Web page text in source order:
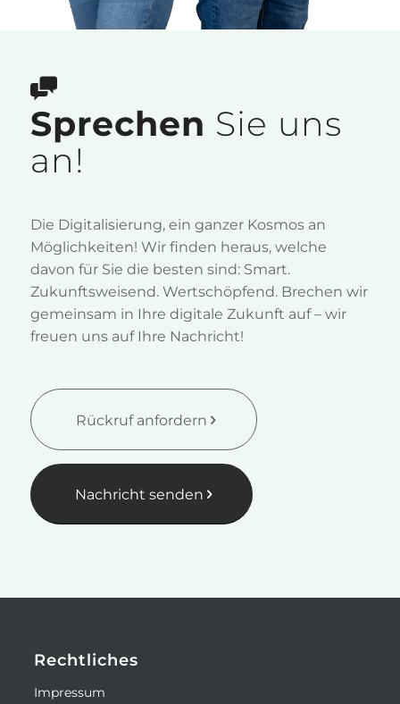
Sprechen Sie uns
an!
Die Digitalisierung, ein ganzer Kosmos an
Möglichkeiten! Wir finden heraus, welche
davon für Sie die besten sind: Smart.
Zukunftsweisend. Wertschöpfend. Brechen wir
gemeinsam in Ihre digitale Zukunft auf – wir
freuen uns auf Ihre Nachricht!
Rückruf anfordern
Nachricht senden
Rechtliches
Impressum